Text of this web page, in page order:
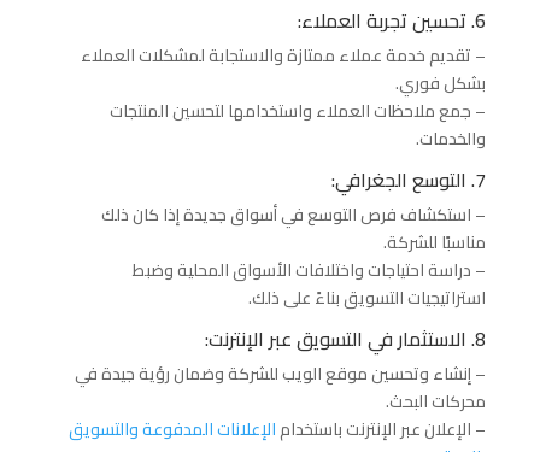
6. تحسين تجربة العملاء:
– تقديم خدمة عملاء ممتازة والاستجابة لمشكلات العملاء
بشكل فوري.
– جمع ملاحظات العملاء واستخدامها لتحسين المنتجات
والخدمات.
7. التوسع الجغرافي:
– استكشاف فرص التوسع في أسواق جديدة إذا كان ذلك
مناسبًا للشركة.
– دراسة احتياجات واختلافات الأسواق المحلية وضبط
استراتيجيات التسويق بناءً على ذلك.
8. الاستثمار في التسويق عبر الإنترنت:
– إنشاء وتحسين موقع الويب للشركة وضمان رؤية جيدة في
محركات البحث.
– الإعلان عبر الإنترنت باستخدامالإعلانات المدفوعة والتسويق